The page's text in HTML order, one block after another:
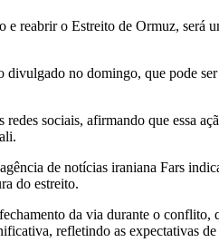
reabrir o Estreito de Ormuz, será
no domingo, que pode
sociais, afirmando que essa
de notícias iraniana Fars
do estreito.
da via durante o
refletindo as expectativas